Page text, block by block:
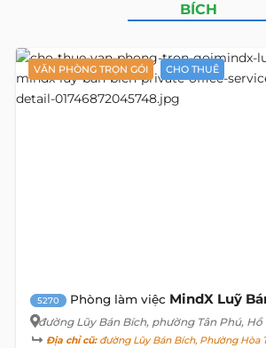
BÍCH
VĂN PHÒNG TRỌN GÓI CHO THUÊ
5270 Phòng làm việc MindX Luỹ
đường Lũy Bán Bích, phường Tân Phú, Hồ
Địa chỉ cũ:đường Lũy Bán Bích, Phường Hòa